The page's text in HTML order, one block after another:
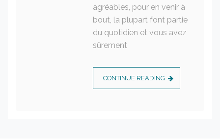
agréables, pour en venir à
bout, la plupart font partie
du quotidien et vous avez
sûrement
CONTINUE READING